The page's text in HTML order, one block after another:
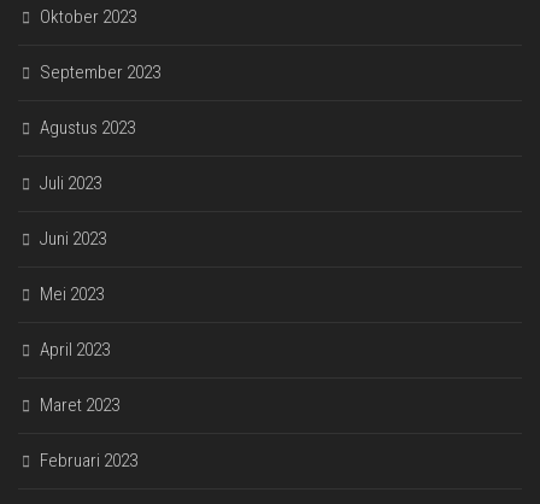
Oktober 2023
September 2023
Agustus 2023
Juli 2023
Juni 2023
Mei 2023
April 2023
Maret 2023
Februari 2023